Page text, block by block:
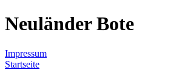
Neuländer Bote
Impressum
Startseite